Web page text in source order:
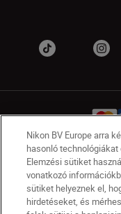
HU Nikon
Lépjen
Jogi nyilatkozat
Nikon BV Europe arra
hasonló
Elemzési sütiket
vonatkozó
sütiket helyeznek el,
hirdetéseket, és